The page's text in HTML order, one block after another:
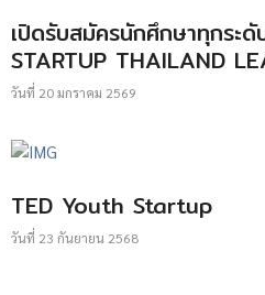
เปิดรับสมัครนักศึกษาทุกระดั
STARTUP THAILAND
วันที่ 20 มกราคม 2569
TED Youth Startup
วันที่ 23 กันยายน 2568